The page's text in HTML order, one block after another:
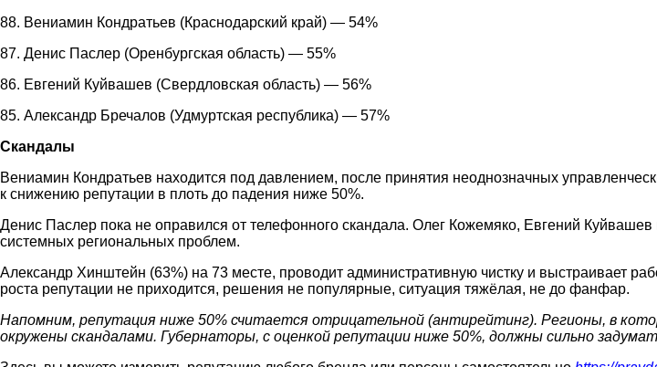
88. Вениамин Кондратьев (Краснодарский край) — 54%
87. Денис Паслер (Оренбургская область) — 55%
86. Евгений Куйвашев (Свердловская область) — 56%
85. Александр Бречалов (Удмуртская республика) — 57%
Скандалы
Вениамин Кондратьев находится под давлением, после принятия неоднозначных
к снижению репутации в плоть до падения ниже 50%.
Денис Паслер пока не оправился от телефонного скандала. Олег Кожемяко, Евгений
системных региональных проблем.
Александр Хинштейн (63%) на 73 месте, проводит административную чистку и выстраивает
роста репутации не приходится, решения не популярные, ситуация тяжёлая, не до фанфар.
Напомним, репутация ниже 50% считается отрицательной (антирейтинг). Регионы, в
окружены скандалами. Губернаторы, с оценкой репутации ниже 50%, должны сильно